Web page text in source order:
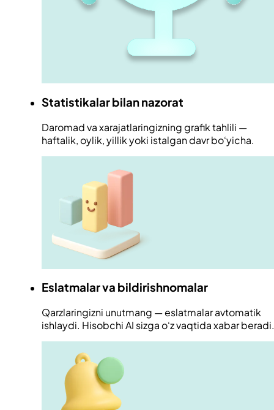
Statistikalar bilan nazorat
Daromad va xarajatlaringizning grafik tahlili —
haftalik, oylik, yillik yoki istalgan davr bo‘yicha.
Eslatmalar va bildirishnomalar
Qarzlaringizni unutmang — eslatmalar avtomatik
ishlaydi. Hisobchi AI sizga o‘z vaqtida xabar beradi.